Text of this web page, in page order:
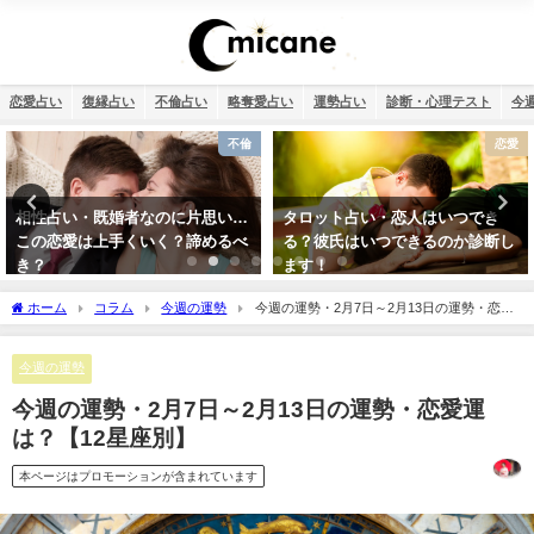
恋愛占い 復縁占い 不倫占い 略奪愛占い 運勢占い 診断・心理テスト 今
恋愛
タロット占い・恋人はいつでき
る？彼氏はいつできるのか診断し
ます！
不倫
相性占い・既婚者同士の恋愛でダ
ブル不倫（W不倫）は成就する？
【霊視真剣】
ホーム コラム 今週の運勢
今週の運勢・2月7日～2月13日の運勢・恋愛
運は？【12星座別】
今週の運勢
今週の運勢・2月7日～2月13日の運勢・恋愛運
は？【12星座別】
本ページはプロモーションが含まれています